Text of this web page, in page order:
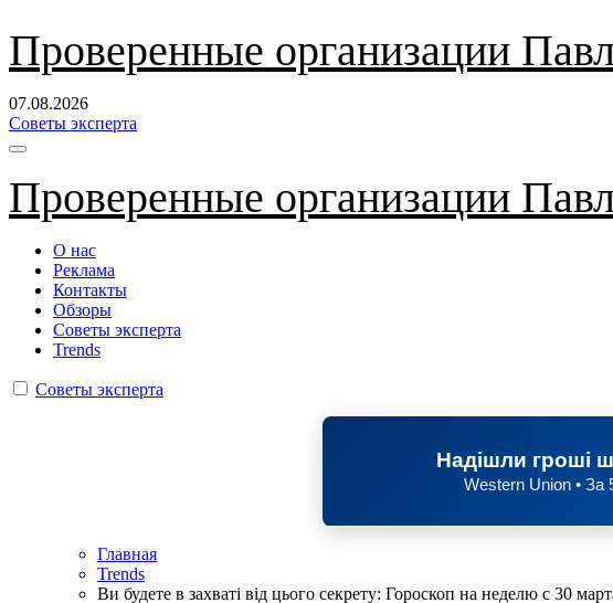
Перейти
содержанию
Проверенные организации
07.08.2026
Советы эксперта
Проверенные организации
О нас
Реклама
Контакты
Обзоры
Советы эксперта
Trends
Советы эксперта
Надішли гроші
Western Union • За
Главная
Trends
Ви будете в захваті від цього секрету: Гороскоп на неделю с 30